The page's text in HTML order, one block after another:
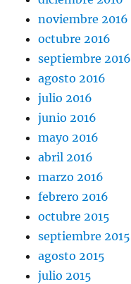
noviembre 2016
octubre 2016
septiembre 2016
agosto 2016
julio 2016
junio 2016
mayo 2016
abril 2016
marzo 2016
febrero 2016
octubre 2015
septiembre 2015
agosto 2015
julio 2015